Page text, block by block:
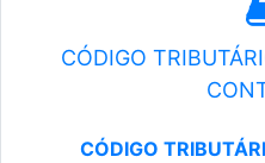
CÓDIGO
CÓDIGO